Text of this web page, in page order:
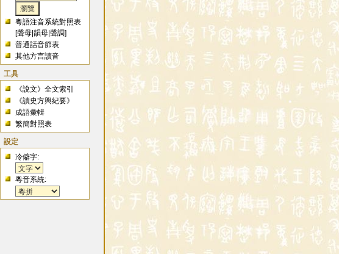
粵語注音系統對照表
[聲母 |韻母 |聲調]
普通話音節表
其他方言讀音
工具
《說文》全文索引
《讀史方輿紀要》
成語彙輯
繁簡對照表
設定
冷僻字:
粵音系統: